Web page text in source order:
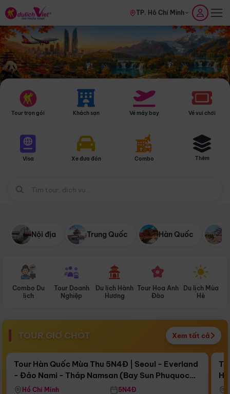
TP. Hồ Chí Minh
Tour trọn gói Khách sạn Vé máy bay Vé vui chơi
Visa Xe đưa đón Combo Thêm
Nội địa Trung Quốc Hàn Quốc
Combo Du
lịch
Tour Doanh
Nghiệp
Du lịch Hành
Hương
Tour Hoa Anh
Đào
Du lịch Mùa
Hè
TOUR GIỜ CHÓT Xem tất cả
Còn15 ngày 14:56:47
Bay Sun Phuquoc Airways
Điểm nổi bật
Tour Hàn Quốc Mùa Thu 5N4Đ | Seoul - Everland
- Đảo Nami - Tháp Namsan (Bay Sun Phuquoc
Airways)
Hồ Chí Minh 5N4Đ